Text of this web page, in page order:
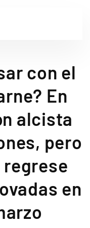
con el
En
alcista
pero
regrese
en